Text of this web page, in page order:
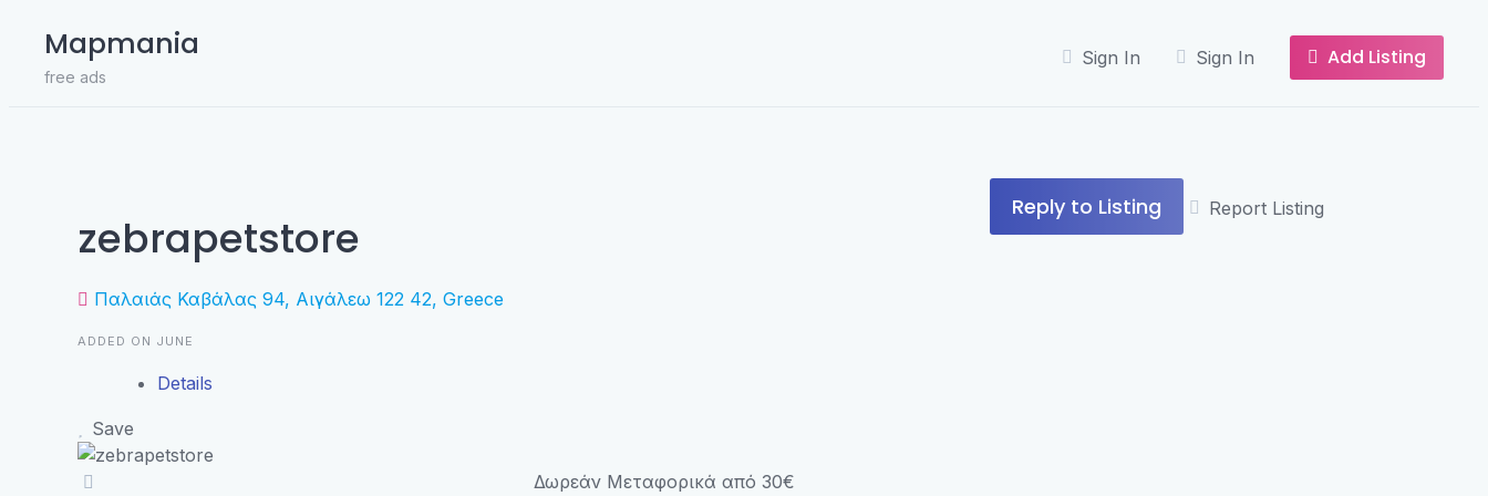
content
Mapmania
free ads
Sign In Sign In Add Listing
zebrapetstore
Παλαιάς Καβάλας 94, Αιγάλεω 122 42, Greece
ADDED ON JUNE
Details
Save
Δωρεάν Μεταφορικά από 30€
Reply to Listing Report Listing